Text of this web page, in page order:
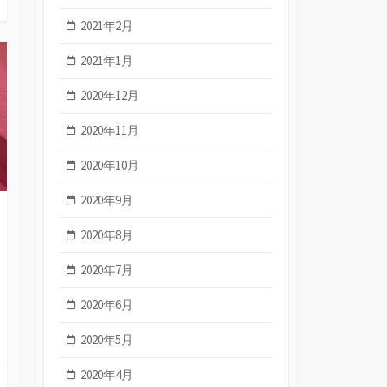
2021年2月
2021年1月
2020年12月
2020年11月
2020年10月
2020年9月
2020年8月
2020年7月
2020年6月
2020年5月
2020年4月